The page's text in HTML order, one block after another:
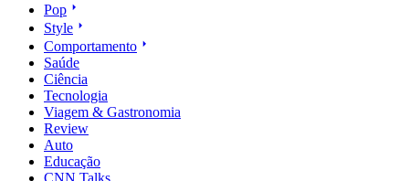
Pop
Style
Comportamento
Saúde
Ciência
Tecnologia
Viagem & Gastronomia
Review
Auto
Educação
CNN Talks